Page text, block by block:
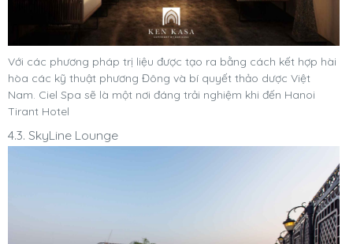
Với các phương pháp trị liệu được tạo ra bằng cách kết hợp hài
hòa các kỹ thuật phương Đông và bí quyết thảo dược Việt
Nam. Ciel Spa sẽ là một nơi đáng trải nghiệm khi đến Hanoi
Tirant Hotel
4.3. SkyLine Lounge